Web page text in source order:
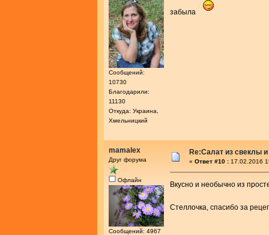
Сообщений:
10730
Благодарили:
11130
Откуда: Украина,
Хмельницкий
забыла
mamalex
Друг форума
Офлайн
Сообщений: 4967
Re:Салат из свеклы
« Ответ #10 : 17.02.2016
Вкусно и необычно из
Стеллочка, спасибо за